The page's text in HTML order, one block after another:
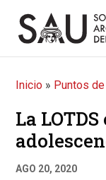
Inicio » Puntos
La
AGO 20, 2020